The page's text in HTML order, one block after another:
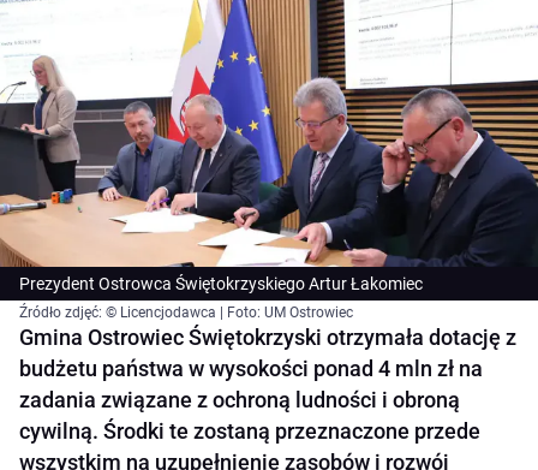
Prezydent Ostrowca Świętokrzyskiego Artur Łakomiec
Źródło zdjęć: © Licencjodawca | Foto: UM Ostrowiec
Gmina Ostrowiec Świętokrzyski otrzymała dotację z
budżetu państwa w wysokości ponad 4 mln zł na
zadania związane z ochroną ludności i obroną
cywilną. Środki te zostaną przeznaczone przede
wszystkim na uzupełnienie zasobów i rozwój